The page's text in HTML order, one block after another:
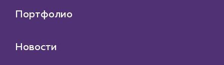
Портфолио
Новости